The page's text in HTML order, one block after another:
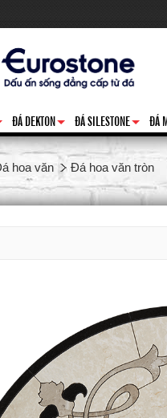
+
ĐÁ DEKTON
+
ĐÁ SILESTONE ĐÁ
hoa văn Đá hoa văn tròn